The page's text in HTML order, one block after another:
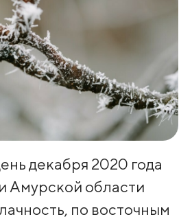
декабря 2020 года
Амурской области
по восточным